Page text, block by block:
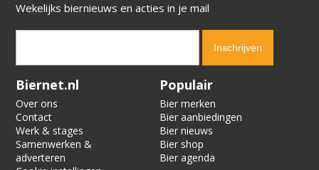
Wekelijks biernieuws en acties in je mail
Verification code:
Biernet.nl
Over ons
Contact
Werk & stages
Samenwerken &
adverteren
Populair
Bier merken
Bier aanbiedingen
Bier nieuws
Bier shop
Bier agenda